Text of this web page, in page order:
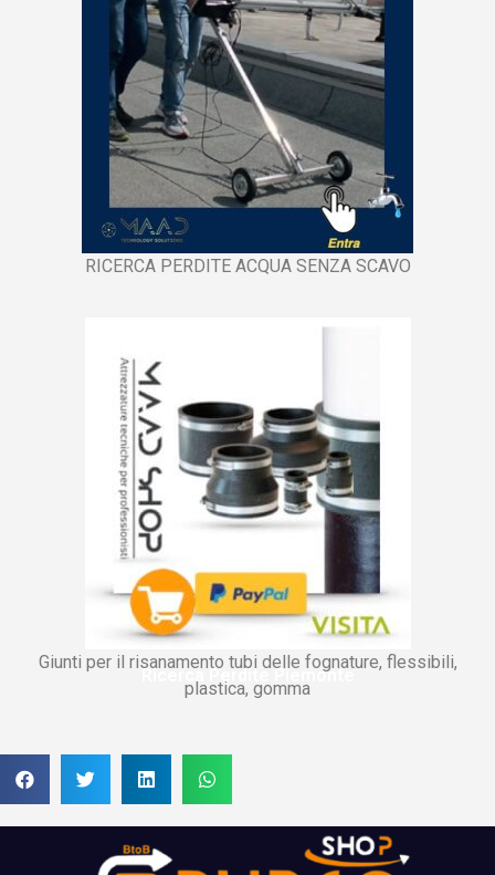
RICERCA PERDITE ACQUA SENZA SCAVO
Giunti per il risanamento tubi delle fognature, flessibili,
plastica, gomma
Ricerca Perdite Piemonte